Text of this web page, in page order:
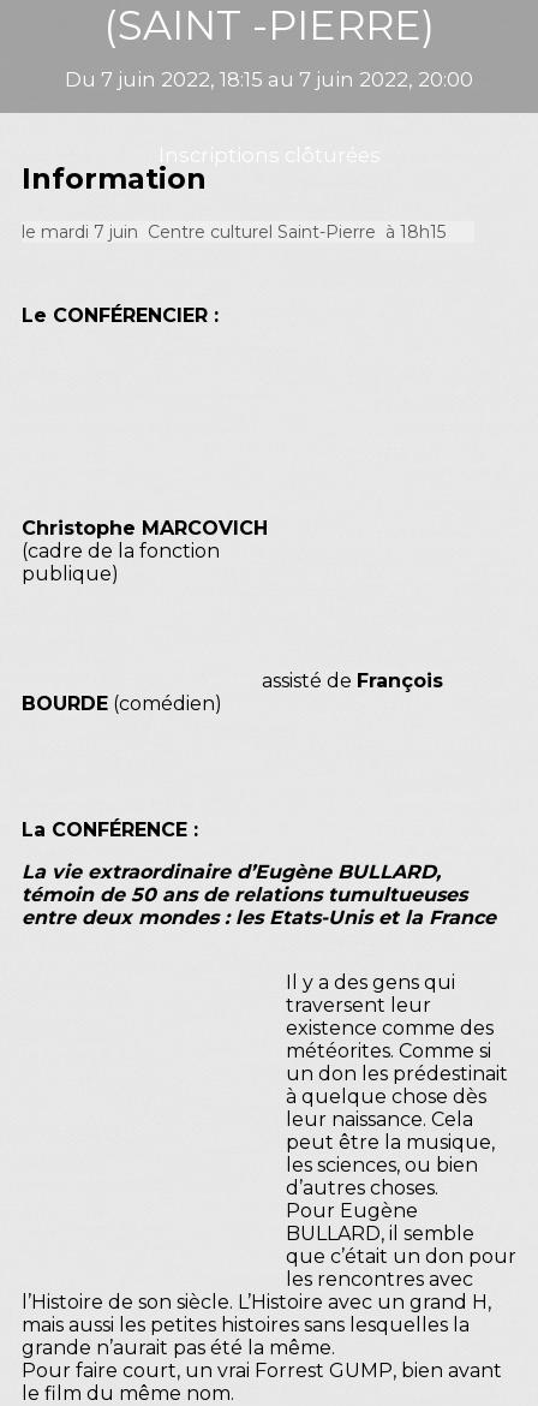
(SAINT -PIERRE)
Du 7 juin 2022, 18:15 au 7 juin 2022, 20:00
Inscriptions clôturées
Information
le mardi 7 juin Centre culturel Saint-Pierre à 18h15
Le CONFÉRENCIER :
Christophe MARCOVICH
(cadre de la fonction
publique)
assisté de François
BOURDE (comédien)
La CONFÉRENCE :
La vie extraordinaire d’Eugène BULLARD,
témoin de 50 ans de relations tumultueuses
entre deux mondes : les Etats-Unis et la France
Il y a des gens qui
traversent leur
existence comme des
météorites. Comme si
un don les prédestinait
à quelque chose dès
leur naissance. Cela
peut être la musique,
les sciences, ou bien
d’autres choses.
Pour Eugène
BULLARD, il semble
que c’était un don pour
les rencontres avec
l’Histoire de son siècle. L’Histoire avec un grand H,
mais aussi les petites histoires sans lesquelles la
grande n’aurait pas été la même.
Pour faire court, un vrai Forrest GUMP, bien avant
le film du même nom.